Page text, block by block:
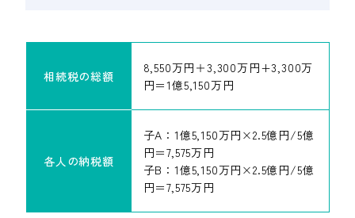
相続税の総額
8,550万円＋3,300万円+3,300万
円＝1億5,150万円
各人の納税額
子A：1億5,150万円×2.5億円/5億
円＝7,575万円
子B：1億5,150万円×2.5億円/5億
円＝7,575万円